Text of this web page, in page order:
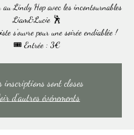
Lindy Hop avec les incontournables
Liam&Lucie 🕺
s'ouvre pour une soirée endiablée !
🎟️ Entrée : 3€
inscriptions sont closes
d'autres événements